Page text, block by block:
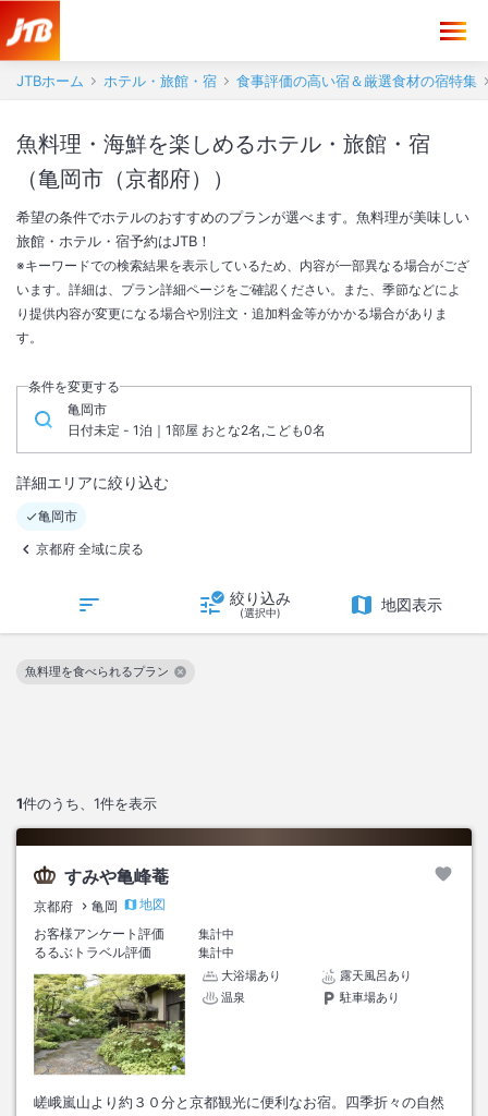
JTBホーム ホテル・旅館・宿 食事評価の高い宿＆厳選食材の宿特集
魚料理・海鮮を楽しめるホテル・旅館・宿
（亀岡市（京都府））
希望の条件でホテルのおすすめのプランが選べます。魚料理が美味しい
旅館・ホテル・宿予約はJTB！
※キーワードでの検索結果を表示しているため、内容が一部異なる場合がござ
います。詳細は、プラン詳細ページをご確認ください。また、季節などによ
り提供内容が変更になる場合や別注文・追加料金等がかかる場合がありま
す。
条件を変更する
亀岡市
日付未定 - 1泊｜1部屋 おとな2名,こども0名
詳細エリアに絞り込む
亀岡市
京都府 全域に戻る
絞り込み
(選択中) 地図表示
1件のうち、 1件を表示
魚料理を食べられるプラン
この絞り込み条件を解除
すみや亀峰菴
京都府 亀岡
地図
お客様アンケート評価
集計中
るるぶトラベル評価
集計中
大浴場あり
露天風呂あり
温泉
駐車場あり
嵯峨嵐山より約３０分と京都観光に便利なお宿。四季折々の自然